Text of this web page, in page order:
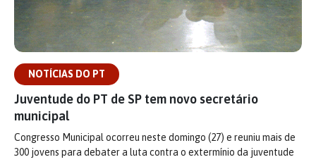
NOTÍCIAS DO PT
Juventude do PT de SP tem novo secretário
municipal
Congresso Municipal ocorreu neste domingo (27) e reuniu mais de
300 jovens para debater a luta contra o extermínio da juventude